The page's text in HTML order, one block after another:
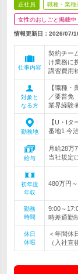
正社員 職種・業種
女性のおしごと掲載中
情報更新日：2026/07/
仕事内容
契約チー
け業務に
講習費用
対象と
なる方
【職種
／要普免
業界経験
勤務地
【U・I
番地1 今
給与
月給28万
当社規定
初年度
年収
480万円
勤務
時間
9:00～
時差通勤
休日
休暇
＜年間休
（入社直